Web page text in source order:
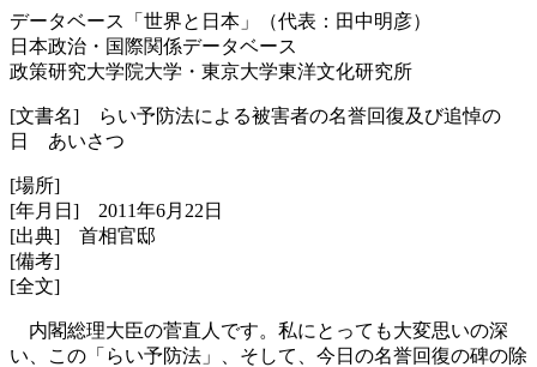
データベース「世界と日本」（代表：田中明彦）
日本政治・国際関係データベース
政策研究大学院大学・東京大学東洋文化研究所
[文書名] らい予防法による被害者の名誉回復及び追悼の
日 あいさつ
[場所]
[年月日] 2011年6月22日
[出典] 首相官邸
[備考]
[全文]
内閣総理大臣の菅直人です。私にとっても大変思いの深
い、この「らい予防法」、そして、今日の名誉回復の碑の除